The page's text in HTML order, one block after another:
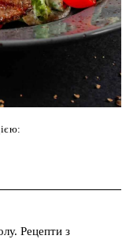
Рецепти з